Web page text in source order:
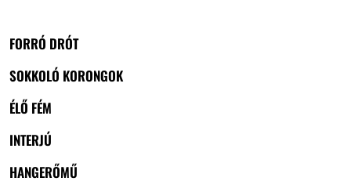
FORRÓ DRÓT
SOKKOLÓ KORONGOK
ÉLŐ FÉM
INTERJÚ
HANGERŐMŰ